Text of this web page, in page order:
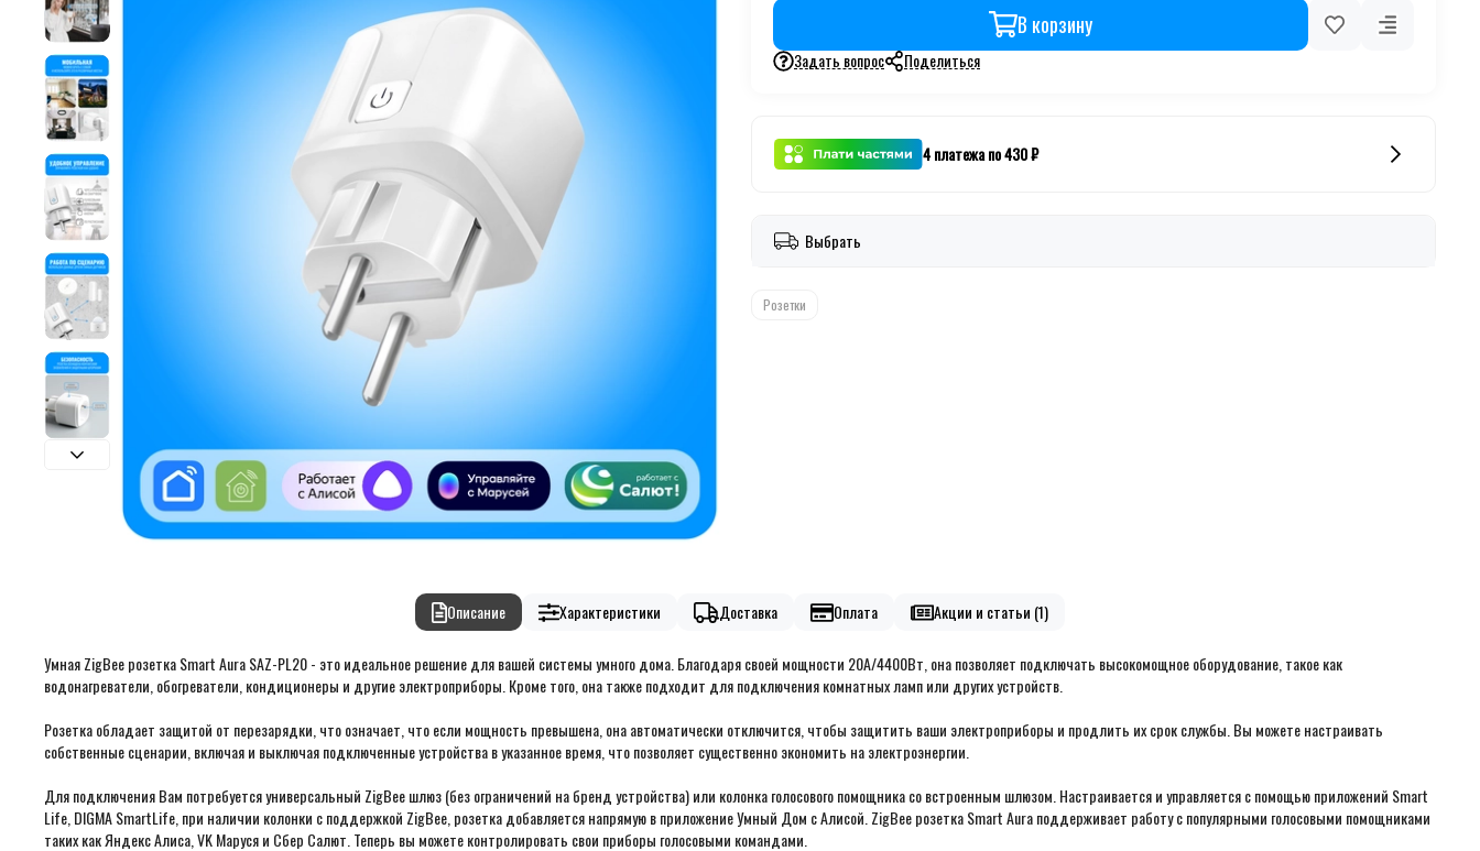
В корзину
Задать вопрос Поделиться
4 платежа по 430 ₽
Выбрать
Розетки
Описание Характеристики Доставка Оплата Акции и статьи (1)
Умная ZigBee розетка Smart Aura SAZ-PL20 - это идеальное решение для вашей системы умного дома. Благодаря своей мощности 20А/4400Вт, она позволяет подключать высокомощное оборудование, такое как
водонагреватели, обогреватели, кондиционеры и другие электроприборы. Кроме того, она также подходит для подключения комнатных ламп или других устройств.
Розетка обладает защитой от перезарядки, что означает, что если мощность превышена, она автоматически отключится, чтобы защитить ваши электроприборы и продлить их срок службы. Вы можете настраивать
собственные сценарии, включая и выключая подключенные устройства в указанное время, что позволяет существенно экономить на электроэнергии.
Для подключения Вам потребуется универсальный ZigBee шлюз (без ограничений на бренд устройства) или колонка голосового помощника со встроенным шлюзом. Настраивается и управляется с помощью приложений Smart
Lifе, DIGMA SmartLife, при наличии колонки с поддержкой ZigBee, розетка добавляется напрямую в приложение Умный Дом с Алисой. ZigBee розетка Smart Aura поддерживает работу с популярными голосовыми помощниками
таких как Яндекс Алиса, VK Маруся и Сбер Салют. Теперь вы можете контролировать свои приборы голосовыми командами.